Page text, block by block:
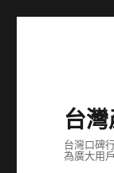
台
台灣口碑
為廣大用